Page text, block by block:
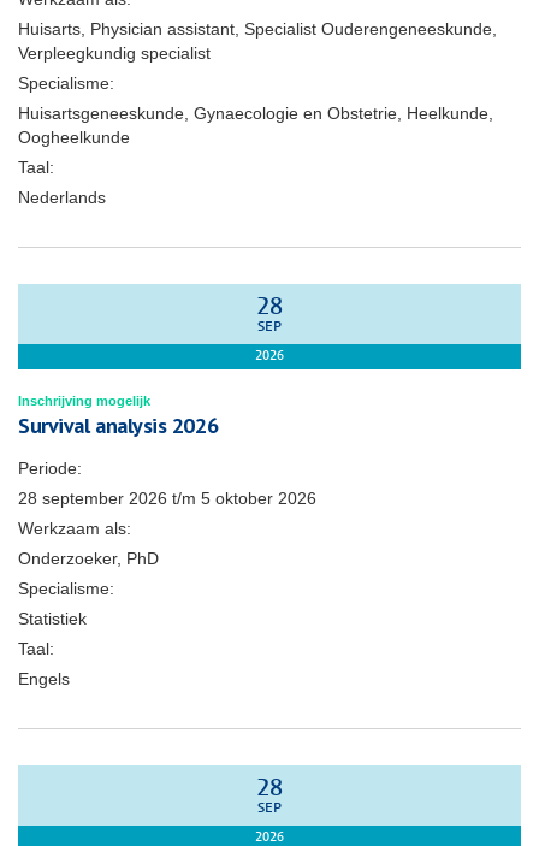
Huisarts, Physician assistant, Specialist Ouderengeneeskunde,
Verpleegkundig specialist
Specialisme:
Huisartsgeneeskunde, Gynaecologie en Obstetrie, Heelkunde,
Oogheelkunde
Taal:
Nederlands
28
SEP
2026
Inschrijving mogelijk
Survival analysis 2026
Periode:
28 september 2026 t/m 5 oktober 2026
Werkzaam als:
Onderzoeker, PhD
Specialisme:
Statistiek
Taal:
Engels
28
SEP
2026